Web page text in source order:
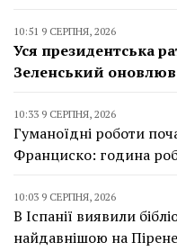
10:51 9 СЕРПНЯ, 2026
Уся президентська
Зеленський
10:33 9 СЕРПНЯ, 2026
Гуманоїдні роботи
Франциско: година
10:03 9 СЕРПНЯ, 2026
В Іспанії виявили
найдавнішою на